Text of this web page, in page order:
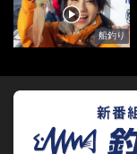
船釣り